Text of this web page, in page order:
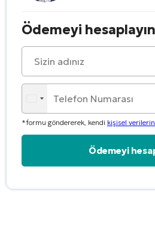
Ödemeyi hesaplayın
*formu göndererek, kendi kişisel